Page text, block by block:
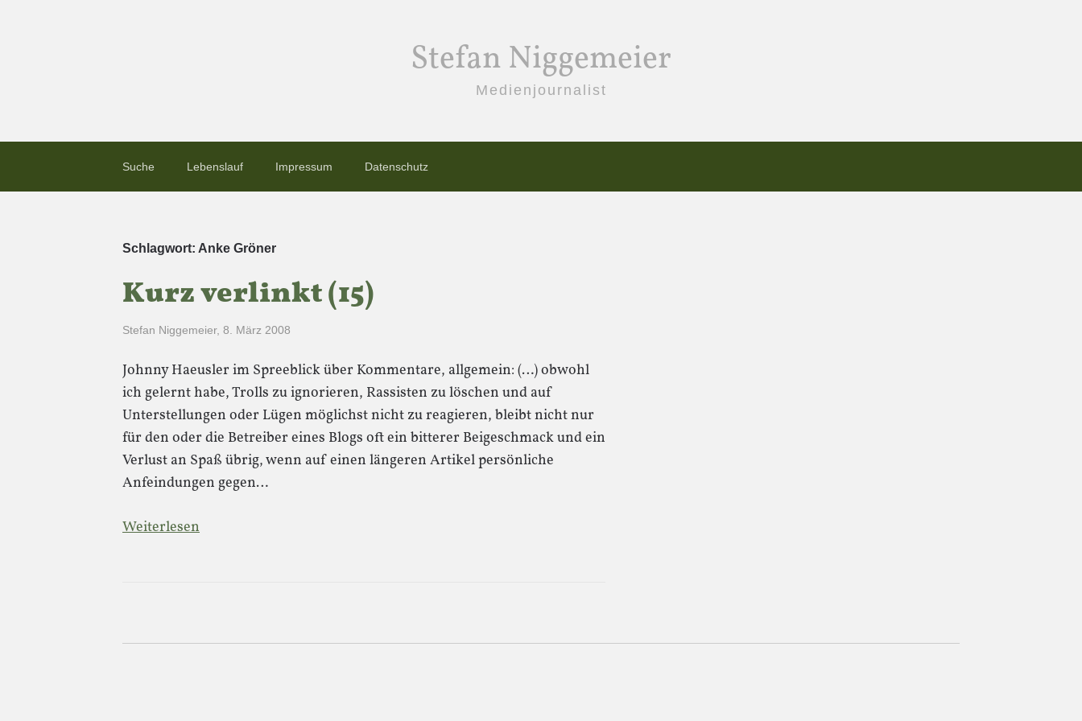
Stefan Niggemeier
Medienjournalist
Suche Lebenslauf Impressum Datenschutz
Schlagwort: Anke Gröner
Kurz verlinkt (15)
Stefan Niggemeier, 8. März 2008
Johnny Haeusler im Spreeblick über Kommentare, allgemein: (…) obwohl
ich gelernt habe, Trolls zu ignorieren, Rassisten zu löschen und auf
Unterstellungen oder Lügen möglichst nicht zu reagieren, bleibt nicht nur
für den oder die Betreiber eines Blogs oft ein bitterer Beigeschmack und ein
Verlust an Spaß übrig, wenn auf einen längeren Artikel persönliche
Anfeindungen gegen…
Weiterlesen